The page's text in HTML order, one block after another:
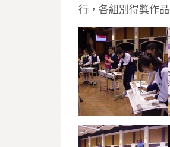
行，各組別得獎作